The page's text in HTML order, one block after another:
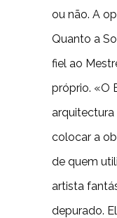
ou não. A
Quanto a
fiel ao
próprio. «O
arquitectura
colocar a
de quem
artista
depurado.